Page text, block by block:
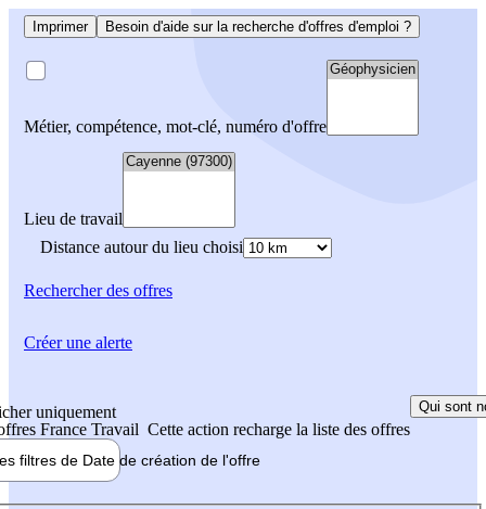
Imprimer Besoin d'aide sur la recherche d'offres d'emploi ?
Métier, compétence, mot-clé, numéro d'offre
Lieu de travail
Distance autour du lieu choisi
Rechercherdes offres
uniquement
France Travail Cette action recharge la liste des offres
Qui sont
filtres de Date de création de l'offre
Créer une alerte